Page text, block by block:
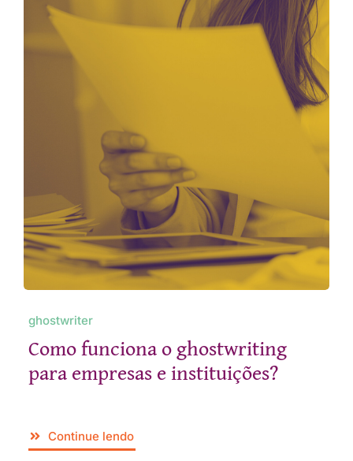
ghostwriter
Como funciona o ghostwriting
para empresas e instituições?
Continue lendo